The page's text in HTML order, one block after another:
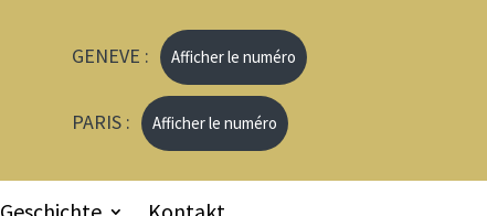
GENEVE : Afficher le numéro
PARIS : Afficher le numéro